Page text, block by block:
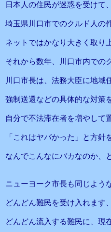
日本人の住民が迷惑を受けて
埼玉県川口市でのクルド人の
ネットではかなり大きく取り
それから数年、川口市内での
川口市長は、法務大臣に地域
強制送還などの具体的な対策
自分で不法滞在者を増やして
「これはヤバかった」と方針
なんでこんなにバカなのか、
ニューヨーク市長も同じよう
どんどん難民を受け入れます
どんどん流入する難民に、現